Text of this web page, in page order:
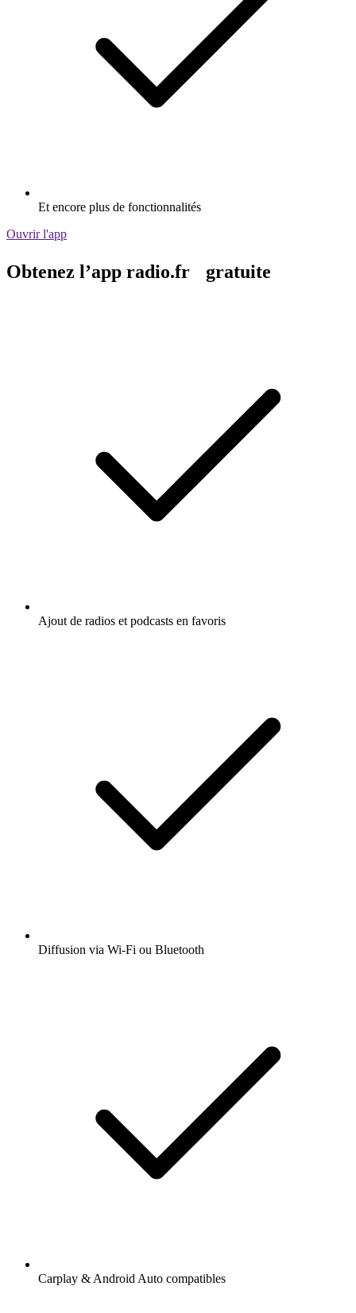
Et encore plus de fonctionnalités
Ouvrir l'app
Obtenez l’app radio.fr gratuite
Ajout de radios et podcasts en favoris
Diffusion via Wi-Fi ou Bluetooth
Carplay & Android Auto compatibles